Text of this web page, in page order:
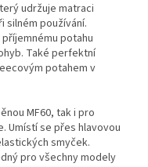
udržuje matraci
silném používání.
potahu
Také perfektní
potahem v
MF60, tak i pro
Umístí se přes hlavovou
smyček.
pro všechny modely